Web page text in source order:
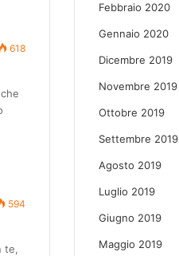
618
594
te,
Febbraio 2020
Gennaio 2020
Dicembre 2019
Novembre 2019
Ottobre 2019
Settembre 2019
Agosto 2019
Luglio 2019
Giugno 2019
Maggio 2019